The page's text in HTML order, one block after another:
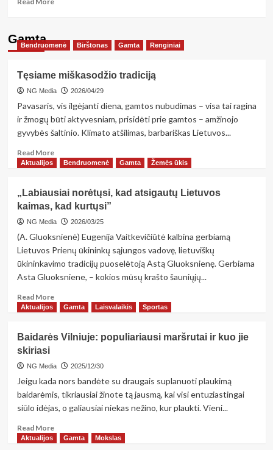
projektas
gimnazijoje
Gamta
Bendruomenė Birštonas Gamta Renginiai
Tęsiame miškasodžio tradiciją
NG Media 2026/04/29
Pavasaris, vis ilgėjanti diena, gamtos nubudimas – visa tai ragina
ir žmogų būti aktyvesniam, prisidėti prie gamtos – amžinojo
gyvybės šaltinio. Klimato atšilimas, barbariškas Lietuvos...
Read MoreRead
more
miškasodžio
tradiciją
Aktualijos Bendruomenė Gamta Žemės ūkis
„Labiausiai norėtųsi, kad atsigautų Lietuvos
kaimas, kad kurtųsi”
NG Media 2026/03/25
(A. Gluoksnienė) Eugenija Vaitkevičiūtė kalbina gerbiamą
Lietuvos Prienų ūkininkų sąjungos vadovę, lietuviškų
ūkininkavimo tradicijų puoselėtoją Astą Gluoksnienę. Gerbiama
Asta Gluoksniene, – kokios mūsų krašto šauniųjų...
Read MoreRead
more
norėtųsi,
atsigautų
Lietuvos
kad
kurtųsi”
Aktualijos Gamta Laisvalaikis Sportas
Baidarės Vilniuje: populiariausi maršrutai ir kuo jie
skiriasi
NG Media 2025/12/30
Jeigu kada nors bandėte su draugais suplanuoti plaukimą
baidarėmis, tikriausiai žinote tą jausmą, kai visi entuziastingai
siūlo idėjas, o galiausiai niekas nežino, kur plaukti. Vieni...
Read MoreRead
more
Aktualijos Gamta Mokslas